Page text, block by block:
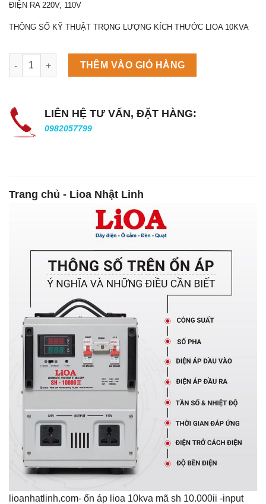
ĐIỆN RA 220V, 110V
THÔNG SỐ KỸ THUẬT TRỌNG LƯỢNG KÍCH THƯỚC LIOA 10KVA
Máy làm đá viên Scotsman NW458AS số lượng
THÊM VÀO GIỎ HÀNG
LIÊN HỆ TƯ VẤN, ĐẶT HÀNG:
0982057799
Trang chủ - Lioa Nhật Linh
lioanhatlinh.com- ổn áp lioa 10kva mã sh 10.000ii -input